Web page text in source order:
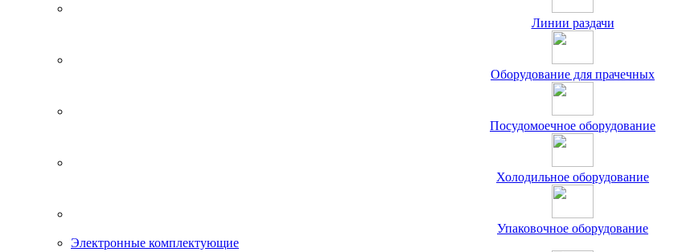
Линии раздачи
Оборудование для прачечных
Посудомоечное оборудование
Холодильное оборудование
Упаковочное оборудование
Электронные комплектующие